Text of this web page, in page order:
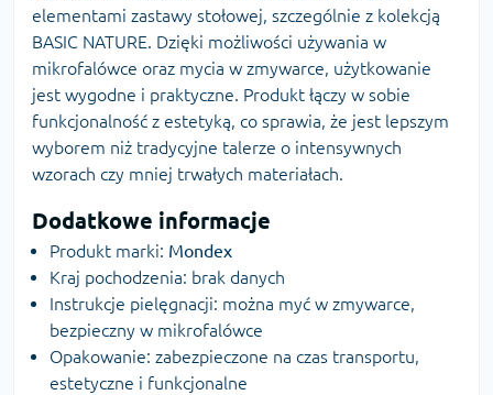
elementami zastawy stołowej, szczególnie z kolekcją
BASIC NATURE. Dzięki możliwości używania w
mikrofalówce oraz mycia w zmywarce, użytkowanie
jest wygodne i praktyczne. Produkt łączy w sobie
funkcjonalność z estetyką, co sprawia, że jest lepszym
wyborem niż tradycyjne talerze o intensywnych
wzorach czy mniej trwałych materiałach.
Dodatkowe informacje
Produkt marki: Mondex
Kraj pochodzenia: brak danych
Instrukcje pielęgnacji: można myć w zmywarce,
bezpieczny w mikrofalówce
Opakowanie: zabezpieczone na czas transportu,
estetyczne i funkcjonalne